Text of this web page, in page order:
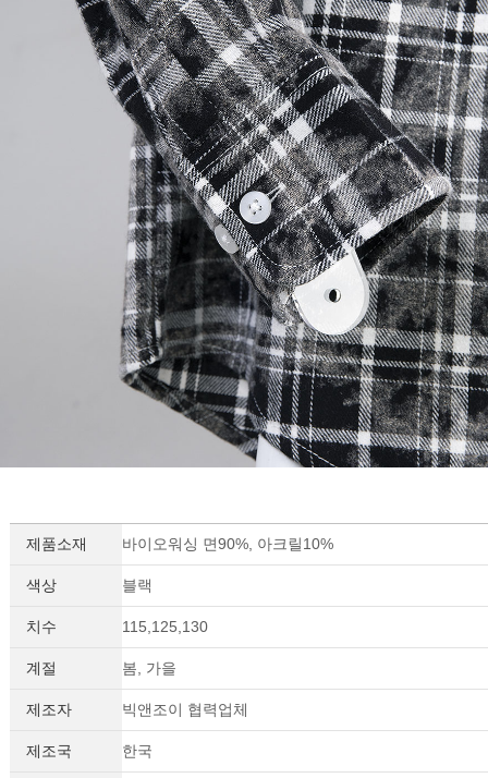
제품소재 바이오워싱 면90%, 아크릴10%
색상 블랙
치수 115,125,130
계절 봄, 가을
제조자 빅앤조이 협력업체
제조국 한국